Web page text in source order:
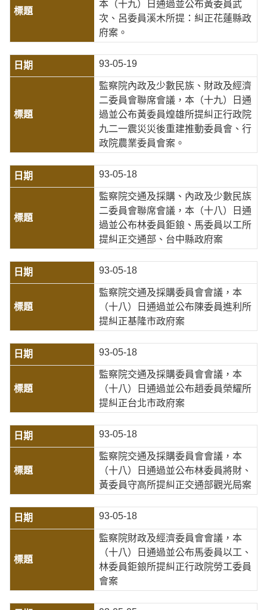
本（十九）日通過並公布黃委員武
次、呂委員溪木所提：糾正花蓮縣政
府案。
93-05-19
監察院內政及少數民族、財政及經濟
二委員會聯席會議，本（十九）日通
過並公布黃委員煌雄所提糾正行政院
九二一震災災後重建推動委員會、行
政院農業委員會案。
93-05-18
監察院交通及採購、內政及少數民族
二委員會聯席會議，本（十八）日通
過並公布林委員鉅鋃、馬委員以工所
提糾正交通部、台中縣政府案
93-05-18
監察院交通及採購委員會會議，本
（十八）日通過並公布陳委員進利所
提糾正基隆市政府案
93-05-18
監察院交通及採購委員會會議，本
（十八）日通過並公布趙委員榮耀所
提糾正台北市政府案
93-05-18
監察院交通及採購委員會會議，本
（十八）日通過並公布林委員將財、
黃委員守高所提糾正交通部觀光局案
93-05-18
監察院財政及經濟委員會會議，本
（十八）日通過並公布馬委員以工、
林委員鉅鋃所提糾正行政院勞工委員
會案